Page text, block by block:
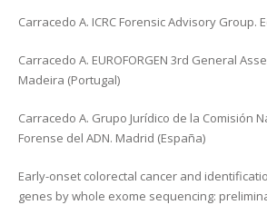
Carracedo A. ICRC Forensic Advisory Group.
Carracedo A. EUROFORGEN 3rd General
Madeira (Portugal)
Carracedo A. Grupo Jurídico de la Comisión
Forense del ADN. Madrid (España)
Early-onset colorectal cancer and
genes by whole exome sequencing: